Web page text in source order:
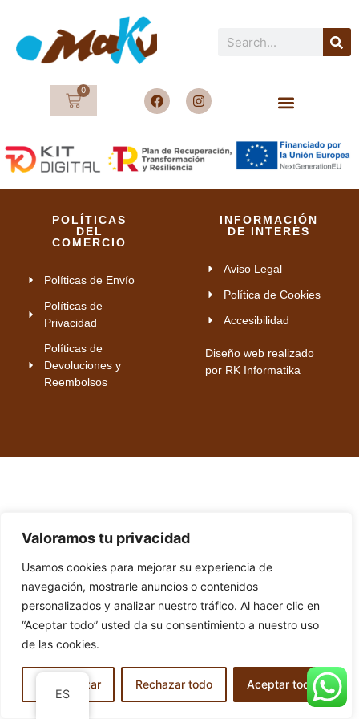
Valoramos tu privacidad
Usamos cookies para mejorar su experiencia de
navegación, mostrarle anuncios o contenidos
personalizados y analizar nuestro tráfico. Al hacer clic en
“Aceptar todo” usted da su consentimiento a nuestro uso
de las cookies.
Personalizar Rechazar todo Aceptar todo
0
POLÍTICAS
DEL
COMERCIO
Políticas de Envío
Políticas de
Privacidad
Políticas de
Devoluciones y
Reembolsos
INFORMACIÓN
DE INTERÉS
Aviso Legal
Política de Cookies
Accesibilidad
Diseño web realizado
por RK Informatika
ES